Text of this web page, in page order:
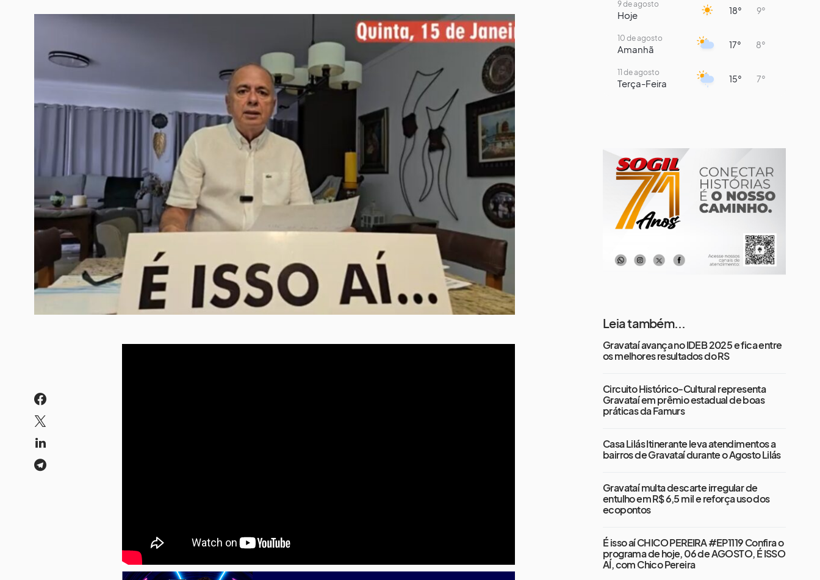
9 de agosto
Hoje 18° 9°
10 de agosto
Amanhã 17° 8°
11 de agosto
Terça-Feira 15° 7°
Quinta-Feira 16° 13°
14 de agosto
Sexta-Feira 19° 13°
15 de agosto
Sábado 22° 15°
Leia também...
Gravataí avança no IDEB 2025 e fica entre
os melhores resultados do RS
Circuito Histórico-Cultural representa
Gravataí em prêmio estadual de boas
práticas da Famurs
Casa Lilás Itinerante leva atendimentos a
bairros de Gravataí durante o Agosto Lilás
Gravataí multa descarte irregular de
entulho em R$ 6,5 mil e reforça uso dos
ecopontos
É isso aí CHICO PEREIRA #EP1119 Confira o
programa de hoje, 06 de AGOSTO, É ISSO
AÍ, com Chico Pereira